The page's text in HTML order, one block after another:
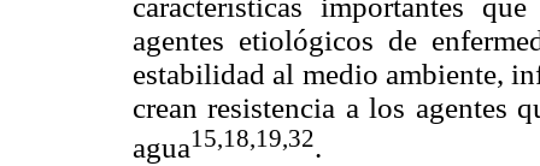
características importantes
agentes etiológicos de
estabilidad al medio ambiente,
crean resistencia a los agentes
agua15,18,19,32.